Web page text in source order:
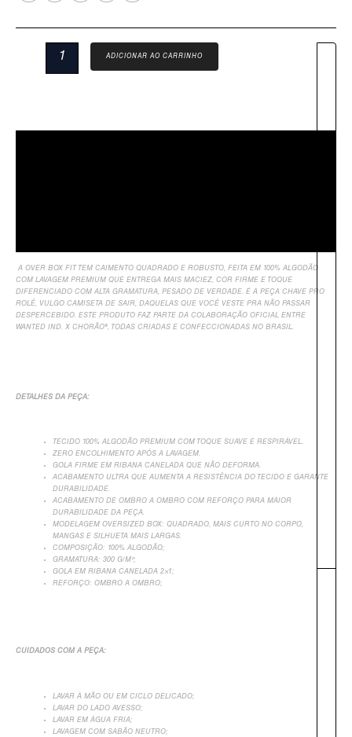
ADICIONAR AO CARRINHO
A OVER BOX FIT TEM CAIMENTO QUADRADO E ROBUSTO, FEITA EM 100% ALGODÃO
COM LAVAGEM PREMIUM QUE ENTREGA MAIS MACIEZ, COR FIRME E TOQUE
DIFERENCIADO COM ALTA GRAMATURA, PESADO DE VERDADE. É A PEÇA CHAVE PRO
ROLÊ, VULGO CAMISETA DE SAIR, DAQUELAS QUE VOCÊ VESTE PRA NÃO PASSAR
DESPERCEBIDO. ESTE PRODUTO FAZ PARTE DA COLABORAÇÃO OFICIAL ENTRE
WANTED IND. X CHORÃO®, TODAS CRIADAS E CONFECCIONADAS NO BRASIL.
DETALHES DA PEÇA:
TECIDO 100% ALGODÃO PREMIUM COM TOQUE SUAVE E RESPIRÁVEL.
ZERO ENCOLHIMENTO APÓS A LAVAGEM.
GOLA FIRME EM RIBANA CANELADA QUE NÃO DEFORMA.
ACABAMENTO ULTRA QUE AUMENTA A RESISTÊNCIA DO TECIDO E GARANTE
DURABILIDADE.
ACABAMENTO DE OMBRO A OMBRO COM REFORÇO PARA MAIOR
DURABILIDADE DA PEÇA.
MODELAGEM OVERSIZED BOX: QUADRADO, MAIS CURTO NO CORPO,
MANGAS E SILHUETA MAIS LARGAS.
COMPOSIÇÃO: 100% ALGODÃO;
GRAMATURA: 300 G/M²;
GOLA EM RIBANA CANELADA 2×1;
REFORÇO: OMBRO A OMBRO;
CUIDADOS COM A PEÇA:
LAVAR À MÃO OU EM CICLO DELICADO;
LAVAR DO LADO AVESSO;
LAVAR EM ÁGUA FRIA;
LAVAGEM COM SABÃO NEUTRO;